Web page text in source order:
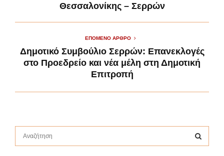
Θεσσαλονίκης – Σερρών
ΕΠΌΜΕΝΟ ΆΡΘΡΟ
Δημοτικό Συμβούλιο Σερρών: Επανεκλογές
στο Προεδρείο και νέα μέλη στη Δημοτική
Επιτροπή